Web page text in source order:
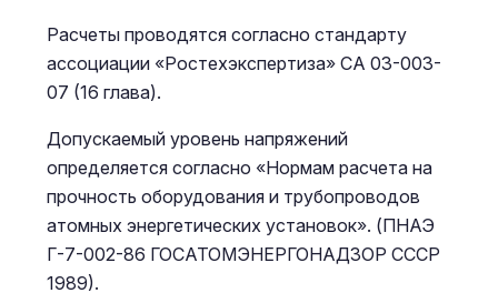
Расчеты проводятся согласно стандарту
ассоциации «Ростехэкспертиза» СА 03-003-
07 (16 глава).
Допускаемый уровень напряжений
определяется согласно «Нормам расчета на
прочность оборудования и трубопроводов
атомных энергетических установок». (ПНАЭ
Г-7-002-86 ГОСАТОМЭНЕРГОНАДЗОР СССР
1989).